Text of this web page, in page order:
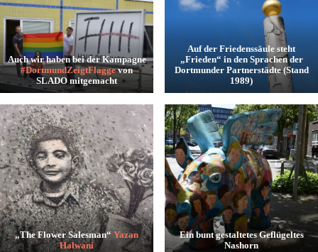
Auch wir haben bei der Kampagne
#DortmundZeigtFlaggevon
SLADO mitgemacht
Auf der Friedenssäule steht
„Frieden“ in den Sprachen der
Dortmunder Partnerstädte (Stand
1989)
„The Flower Salesman“ Yazan
Halwani
Ein bunt gestaltetes Geflügeltes
Nashorn